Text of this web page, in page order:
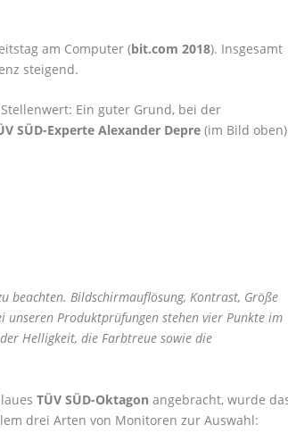
am Computer (bit.com 2018). Insgesamt
steigend.
Ein guter Grund, bei der
SÜD-Experte Alexander Depre (im Bild oben)
beachten. Bildschirmauflösung, Kontrast, Größe
unseren Produktprüfungen stehen vier Punkte im
Helligkeit, die Farbtreue sowie die
TÜV SÜD-Oktagon angebracht, wurde
drei Arten von Monitoren zur Auswahl: